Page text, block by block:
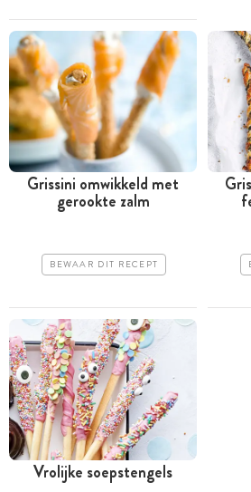
Grissini omwikkeld met
gerookte zalm
BEWAAR DIT RECEPT
Vrolijke soepstengels